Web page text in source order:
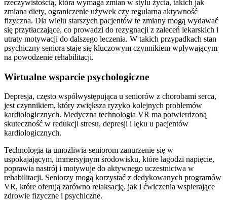
rzeczywistością, która wymaga zmian w stylu życia, takich jak
zmiana diety, ograniczenie używek czy regularna aktywność
fizyczna. Dla wielu starszych pacjentów te zmiany mogą wydawać
się przytłaczające, co prowadzi do rezygnacji z zaleceń lekarskich i
utraty motywacji do dalszego leczenia. W takich przypadkach stan
psychiczny seniora staje się kluczowym czynnikiem wpływającym
na powodzenie rehabilitacji.
Wirtualne wsparcie psychologiczne
Depresja, często współwystępująca u seniorów z chorobami serca,
jest czynnikiem, który zwiększa ryzyko kolejnych problemów
kardiologicznych. Medyczna technologia VR ma potwierdzoną
skuteczność w redukcji stresu, depresji i lęku u pacjentów
kardiologicznych.
Technologia ta umożliwia seniorom zanurzenie się w
uspokajającym, immersyjnym środowisku, które łagodzi napięcie,
poprawia nastrój i motywuje do aktywnego uczestnictwa w
rehabilitacji. Seniorzy mogą korzystać z dedykowanych programów
VR, które oferują zarówno relaksację, jak i ćwiczenia wspierające
zdrowie fizyczne i psychiczne.